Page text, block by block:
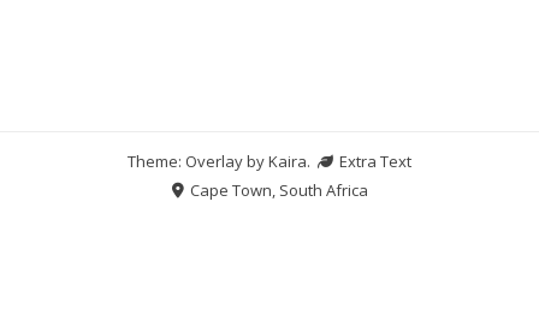
Theme: Overlay byKaira.
Extra Text
Cape Town, South Africa